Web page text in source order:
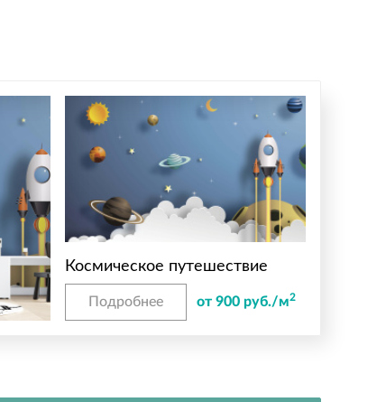
Космическое путешествие
Подробнее от 900 руб./м2